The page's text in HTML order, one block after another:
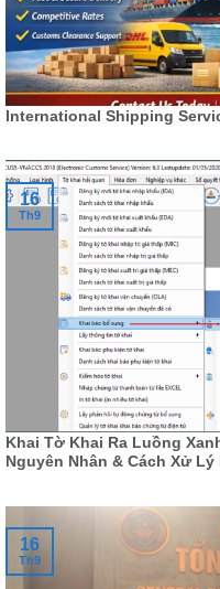
International Shipping
Khai Tờ Khai Ra Luồng
Nguyên Nhân & Cách Xử
16
Th9
16
Th9